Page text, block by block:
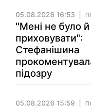
05.08.2026 16:53
"Мені не було
приховувати":
Стефанішина
підозру
05.08.2026 15:59